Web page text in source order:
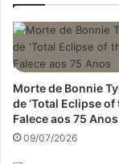
Morte de Bonnie
de ‘Total Eclipse of
Falece aos 75 Anos
09/07/2026